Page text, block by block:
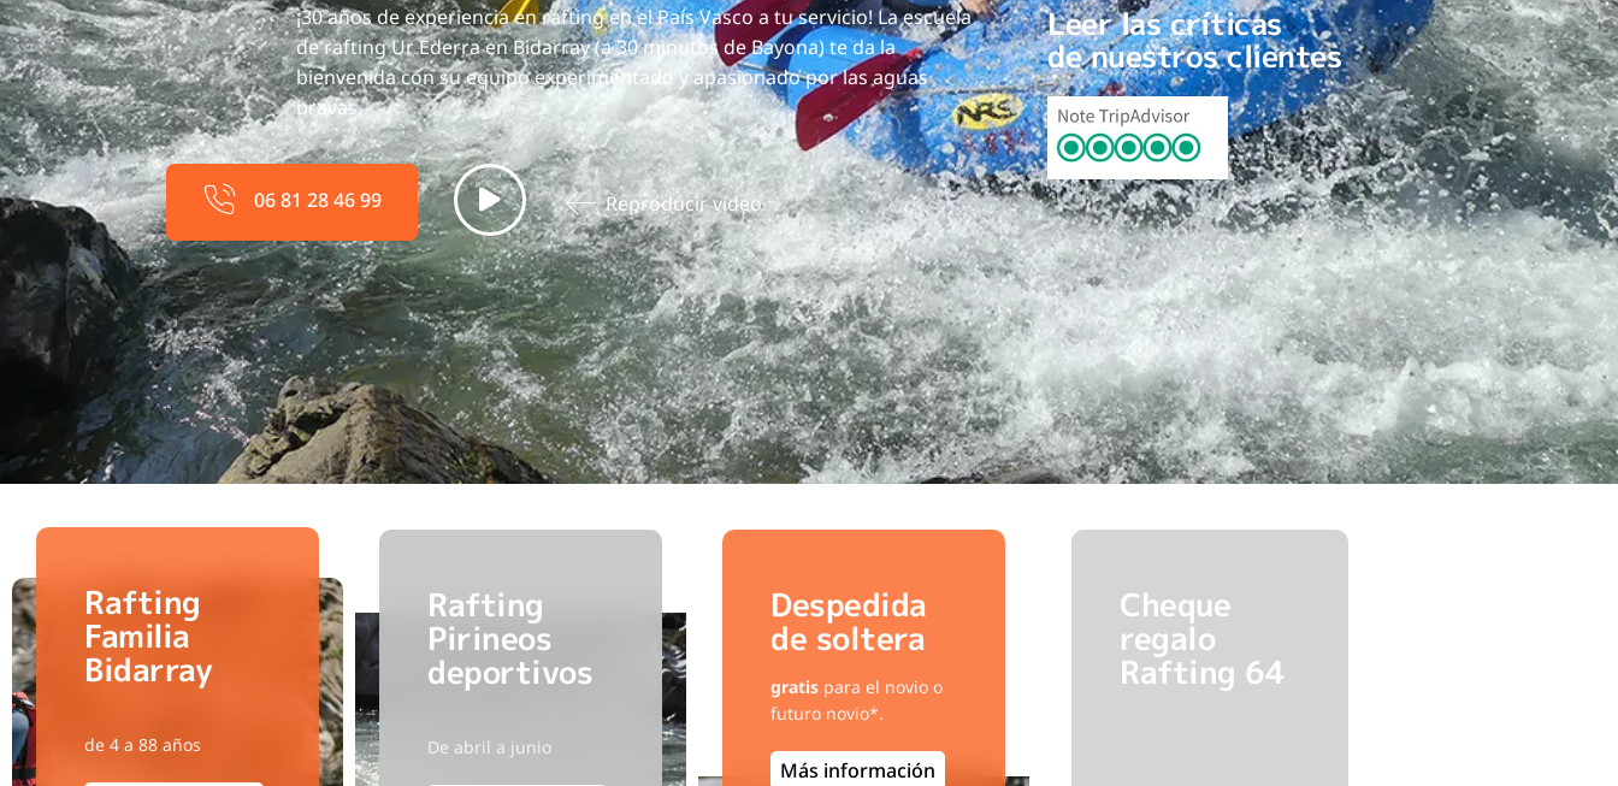
¡30 años de experiencia en rafting en el País Vasco a tu servicio! La escuela
de rafting Ur Ederra en Bidarray (a 30 minutos de Bayona) te da la
bienvenida con su equipo experimentado y apasionado por las aguas
bravas.
06 81 28 46 99 Reproducir vídeo
Leer las críticas
de nuestros clientes
Rafting
Familia
Bidarray
de 4 a 88 años
Rafting
Pirineos
deportivos
De abril a junio
Despedida
de soltera
gratis para el novio o
futuro novio*.
Más información
Cheque
regalo
Rafting 64